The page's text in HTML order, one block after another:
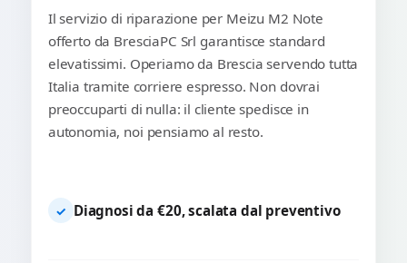
Il servizio di riparazione per Meizu M2 Note
offerto da BresciaPC Srl garantisce standard
elevatissimi. Operiamo da Brescia servendo tutta
Italia tramite corriere espresso. Non dovrai
preoccuparti di nulla: il cliente spedisce in
autonomia, noi pensiamo al resto.
✓ Diagnosi da €20, scalata dal preventivo